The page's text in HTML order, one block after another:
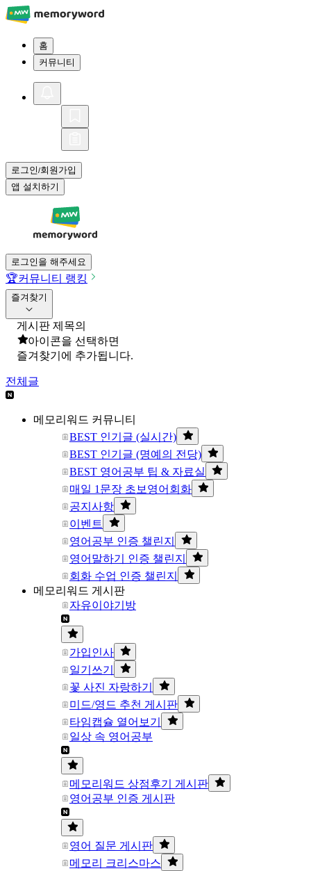
홈
커뮤니티
로그인/회원가입
앱 설치하기
로그인을 해주세요
🏆커뮤니티 랭킹
즐겨찾기
게시판 제목의
아이콘을 선택하면
즐겨찾기에 추가됩니다.
전체글
메모리워드 커뮤니티
BEST 인기글 (실시간)
BEST 인기글 (명예의 전당)
BEST 영어공부 팁 & 자료실
매일 1문장 초보영어회화
공지사항
이벤트
영어공부 인증 챌린지
영어말하기 인증 챌린지
회화 수업 인증 챌린지
메모리워드 게시판
자유이야기방
가입인사
일기쓰기
꽃 사진 자랑하기
미드/영드 추천 게시판
타임캡슐 열어보기
일상 속 영어공부
메모리워드 상점후기 게시판
영어공부 인증 게시판
영어 질문 게시판
메모리 크리스마스